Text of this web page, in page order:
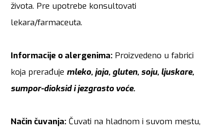
života. Pre upotrebe konsultovati
lekara/farmaceuta.
Informacije o alergenima: Proizvedeno u fabrici
koja prerađuje mleko, jaja, gluten, soju, ljuskare,
sumpor-dioksid i jezgrasto voće.
Način čuvanja: Čuvati na hladnom i suvom mestu,